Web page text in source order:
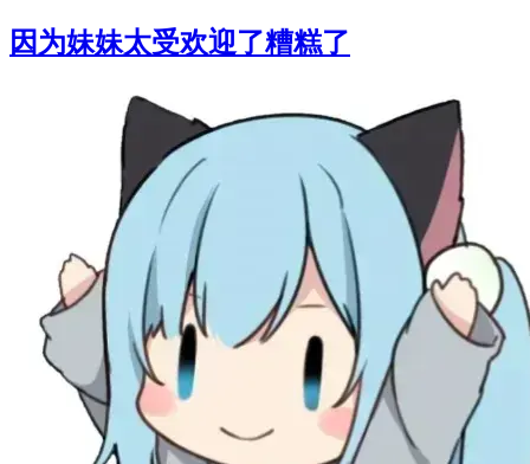
因为妹妹太受欢迎了糟糕了